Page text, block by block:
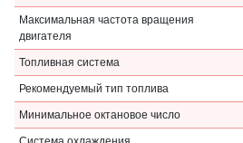
Максимальная частота вращения
двигателя
Топливная система
Рекомендуемый тип топлива
Минимальное октановое число